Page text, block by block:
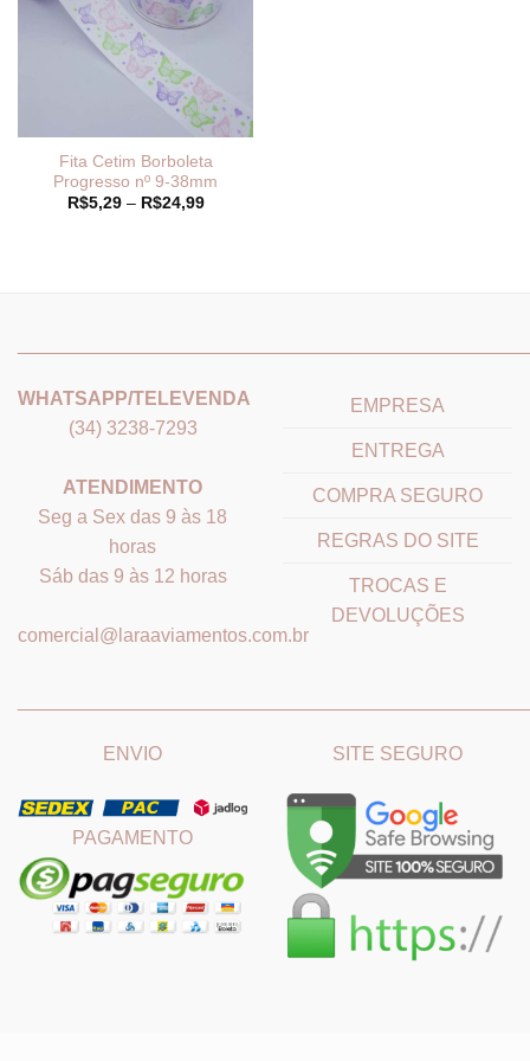
Fita Cetim Borboleta
Progresso nº 9-38mm
R$5,29 – R$24,99Faixa
WHATSAPP/TELEVENDA
(34) 3238-7293
ATENDIMENTO
Seg a Sex das 9 às 18
horas
Sáb das 9 às 12 horas
comercial@laraaviamentos.com.br
EMPRESA
ENTREGA
COMPRA SEGURO
REGRAS DO SITE
TROCAS E
DEVOLUÇÕES
ENVIO
PAGAMENTO
SITE SEGURO